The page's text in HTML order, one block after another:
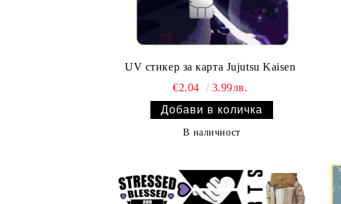
UV стикер за карта Jujutsu Kaisen
€2.04
3.99лв.
В наличност